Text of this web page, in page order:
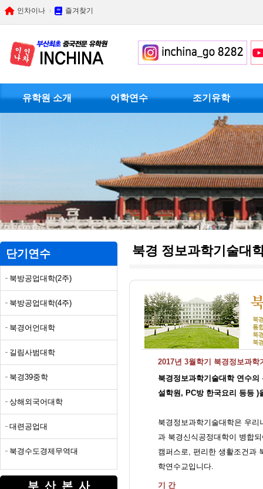
인차이나 즐겨찾기
유학원 소개 어학연수 조기유학
북경 정보과학기술대
단기연수
북방공업대학(2주)
북방공업대학(4주)
북경어언대학
길림사범대학
북경39중학
상해외국어대학
대련공업대
북경수도경제무역대
부산본사
2017년 3월학기 북경정보과학
북경정보과학기술대학 연수
설학원, PC방 한국요리 등등 )
북경정보과학기술대학은 우
과 북경신식공정대학이 병합
캠퍼스로, 편리한 생활조건과
학연수교입니다.
기 간